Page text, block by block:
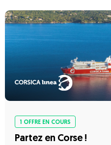
1 OFFRE EN COURS
Partez en Corse !